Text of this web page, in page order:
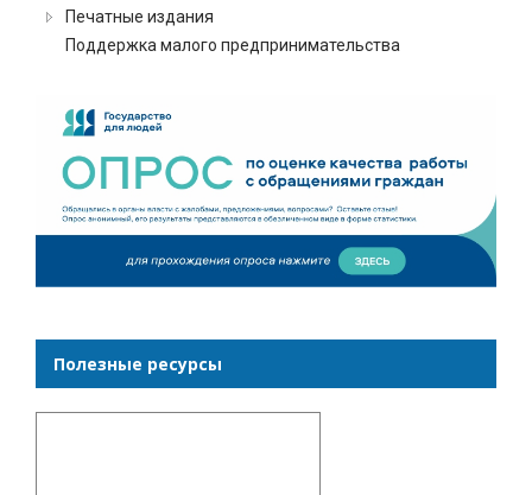
Печатные издания
Поддержка малого предпринимательства
Полезные ресурсы